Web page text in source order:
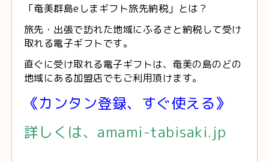
「奄美群島eしまギフト旅先納税」とは？
旅先・出張で訪れた地域にふるさと納税して受け
取れる電子ギフトです。
直ぐに受け取れる電子ギフトは、奄美の島のどの
地域にある加盟店でもご利用頂けます。
《カンタン登録、すぐ使える》
詳しくは、amami-tabisaki.jp